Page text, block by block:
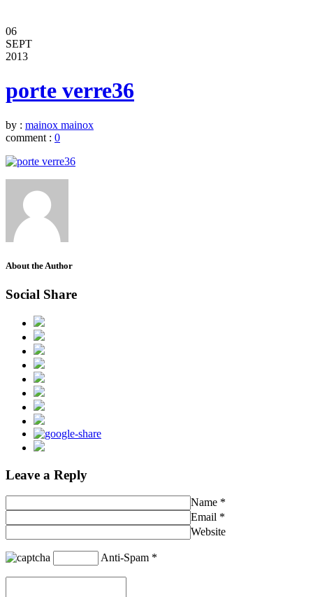
06
SEPT
2013
porte verre36
by : mainox mainox
comment : 0
About the Author
Social Share
Leave a Reply
Name *
Email *
Website
Anti-Spam *